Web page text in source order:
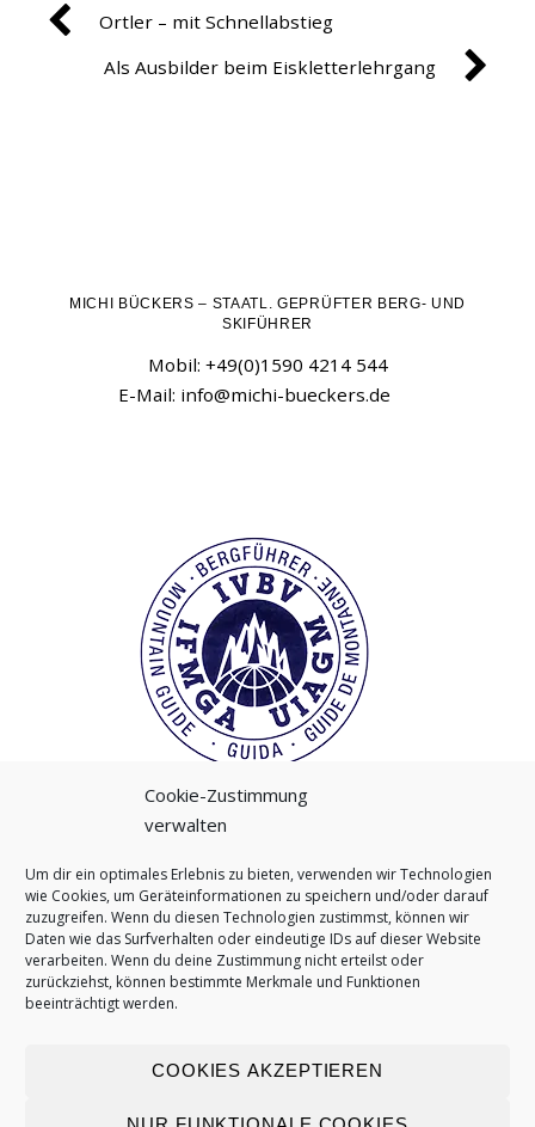
Cookie-Zustimmung
verwalten
Um dir ein optimales Erlebnis zu bieten, verwenden wir Technologien
wie Cookies, um Geräteinformationen zu speichern und/oder darauf
zuzugreifen. Wenn du diesen Technologien zustimmst, können wir
Daten wie das Surfverhalten oder eindeutige IDs auf dieser Website
verarbeiten. Wenn du deine Zustimmung nicht erteilst oder
zurückziehst, können bestimmte Merkmale und Funktionen
beeinträchtigt werden.
COOKIES AKZEPTIEREN
Ortler – mit Schnellabstieg
Als Ausbilder beim Eiskletterlehrgang
MICHI BÜCKERS – STAATL. GEPRÜFTER BERG- UND
SKIFÜHRER
Mobil: +49(0)1590 4214 544
E-Mail: info@michi-bueckers.de
instagram